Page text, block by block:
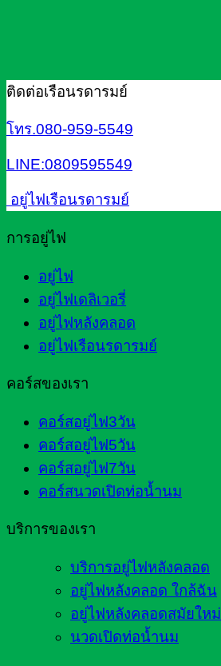
ติดต่อเรือนรดารมย์
โทร.080-959-5549
LINE:0809595549
อยู่ไฟเรือนรดารมย์
การอยู่ไฟ
อยู่ไฟ
อยู่ไฟเดลิเวอรี่
อยู่ไฟหลังคลอด
อยู่ไฟเรือนรดารมย์
คอร์สของเรา
คอร์สอยู่ไฟ3วัน
คอร์สอยู่ไฟ5วัน
คอร์สอยู่ไฟ7วัน
คอร์สนวดเปิดท่อน้ำนม
บริการของเรา
บริการอยู่ไฟหลังคลอด
อยู่ไฟหลังคลอด ใกล้ฉัน
อยู่ไฟหลังคลอดสมัยใหม่
นวดเปิดท่อน้ำนม